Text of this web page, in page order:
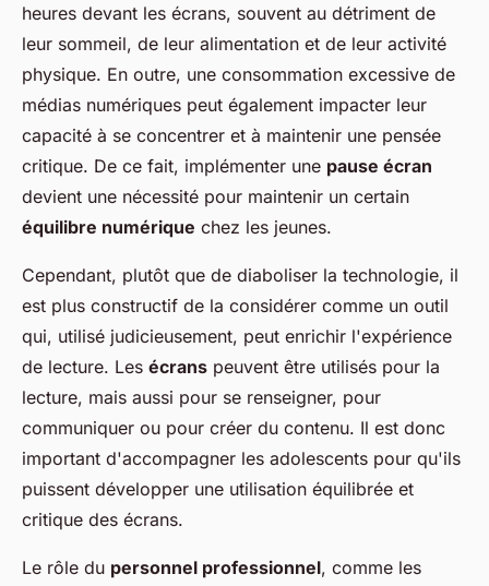
heures devant les écrans, souvent au détriment de
leur sommeil, de leur alimentation et de leur activité
physique. En outre, une consommation excessive de
médias numériques peut également impacter leur
capacité à se concentrer et à maintenir une pensée
critique. De ce fait, implémenter une pause écran
devient une nécessité pour maintenir un certain
équilibre numérique chez les jeunes.
Cependant, plutôt que de diaboliser la technologie, il
est plus constructif de la considérer comme un outil
qui, utilisé judicieusement, peut enrichir l'expérience
de lecture. Les écrans peuvent être utilisés pour la
lecture, mais aussi pour se renseigner, pour
communiquer ou pour créer du contenu. Il est donc
important d'accompagner les adolescents pour qu'ils
puissent développer une utilisation équilibrée et
critique des écrans.
Le rôle du personnel professionnel, comme les